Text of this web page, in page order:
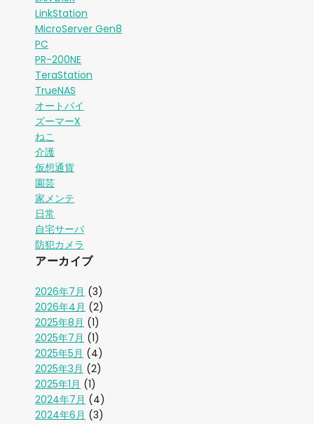
LinkStation
MicroServer Gen8
PC
PR-200NE
TeraStation
TrueNAS
オートバイ
ズーマーX
ねこ
介護
仮想通貨
園芸
家メンテ
日常
自宅サーバ
防犯カメラ
アーカイブ
2026年7月 (3)
2026年4月 (2)
2025年8月 (1)
2025年7月 (1)
2025年5月 (4)
2025年3月 (2)
2025年1月 (1)
2024年7月 (4)
2024年6月 (3)